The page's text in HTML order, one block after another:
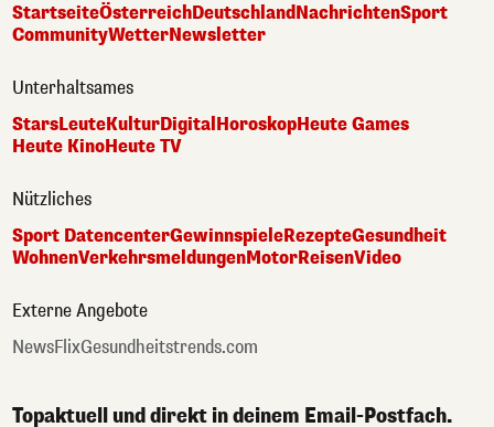
StartseiteÖsterreichDeutschlandNachrichtenSport
CommunityWetterNewsletter
Unterhaltsames
StarsLeuteKulturDigital HoroskopHeute Games
Heute KinoHeute TV
Nützliches
Sport DatencenterGewinnspieleRezepteGesundheit
WohnenVerkehrsmeldungenMotorReisenVideo
Externe Angebote
NewsFlixGesundheitstrends.com
Topaktuell und direkt in deinem Email-Postfach.